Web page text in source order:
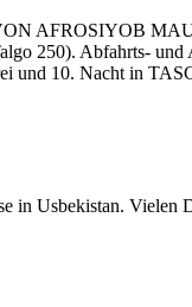
AFROSIYOB
250). Abfahrts-
und 10. Nacht in
in Usbekistan.